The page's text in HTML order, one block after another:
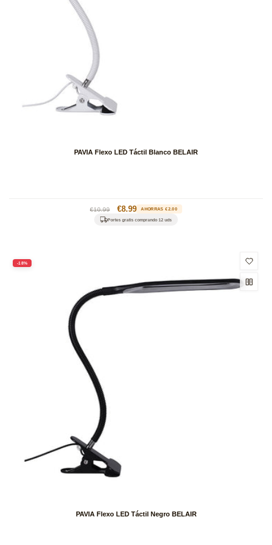
PAVIA Flexo LED Táctil Blanco BELAIR
Precio
habitual
€10.99
Precio
de
€8.99 AHORRAS €2.00
Portes gratis comprando 12 uds
-18%
PAVIA Flexo LED Táctil Negro BELAIR